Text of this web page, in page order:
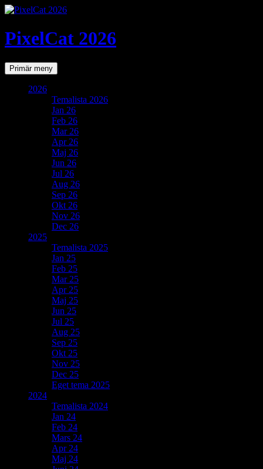
PixelCat 2026
SökPrimär meny Gå
till
2026
Temalista 2026
Jan 26
Feb 26
Mar 26
Apr 26
Maj 26
Jun 26
Jul 26
Aug 26
Sep 26
Okt 26
Nov 26
Dec 26
2025
Temalista 2025
Jan 25
Feb 25
Mar 25
Apr 25
Maj 25
Jun 25
Jul 25
Aug 25
Sep 25
Okt 25
Nov 25
Dec 25
Eget tema 2025
2024
Temalista 2024
Jan 24
Feb 24
Mars 24
Apr 24
Maj 24